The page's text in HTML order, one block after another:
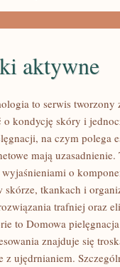
aktywne
to serwis
o kondycję skóry i
na czym polega
mają
o
skórze, tkankach i
trafniej oraz
to Domowa
znajduje się
z ujędrnianiem.